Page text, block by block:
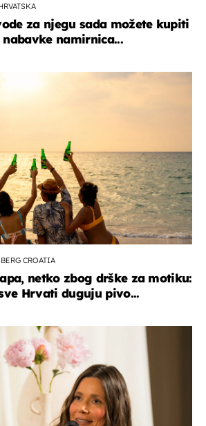
za njegu sada možete kupiti
namirnica...
CROATIA
netko zbog drške za motiku:
Hrvati duguju pivo...